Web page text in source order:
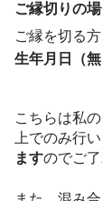
ご縁切りの
ご縁を切る方
生年月日（無
こちらは私
上でのみ行
ますのでご了